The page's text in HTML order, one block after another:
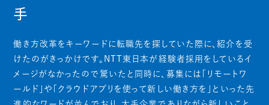
手
働き方改革をキーワードに転職先を探していた際に、紹介を受
けたのがきっかけです。NTT東日本が経験者採用をしているイ
メージがなかったので驚いたと同時に、募集には「リモートワ
ールド」や「クラウドアプリを使って新しい働き方を」といった先